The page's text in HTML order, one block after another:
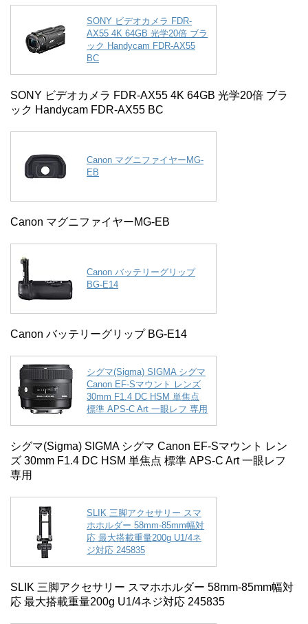
SONY ビデオカメラ FDR-
AX55 4K 64GB 光学20倍 ブラ
ック Handycam FDR-AX55
BC
SONY ビデオカメラ FDR-AX55 4K 64GB 光学20倍 ブラ
ック Handycam FDR-AX55 BC
Canon マグニファイヤーMG-
EB
Canon マグニファイヤーMG-EB
Canon バッテリーグリップ
BG-E14
Canon バッテリーグリップ BG-E14
シグマ(Sigma) SIGMA シグマ
Canon EF-Sマウント レンズ
30mm F1.4 DC HSM 単焦点
標準 APS-C Art 一眼レフ 専用
シグマ(Sigma) SIGMA シグマ Canon EF-Sマウント レン
ズ 30mm F1.4 DC HSM 単焦点 標準 APS-C Art 一眼レフ
専用
SLIK 三脚アクセサリー スマ
ホホルダー 58mm-85mm幅対
応 最大搭載重量200g U1/4ネ
ジ対応 245835
SLIK 三脚アクセサリー スマホホルダー 58mm-85mm幅対
応 最大搭載重量200g U1/4ネジ対応 245835